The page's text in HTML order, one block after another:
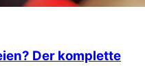
Der komplette